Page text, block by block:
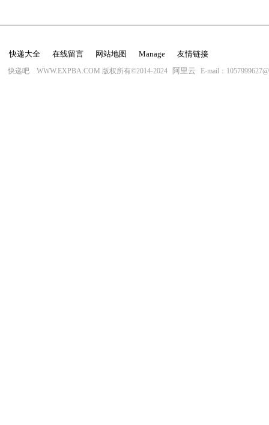
快递大全 在线留言 网站地图 Manage 友情链接
快递吧 WWW.EXPBA.COM 版权所有©2014-2024 阿里云 E-mail：